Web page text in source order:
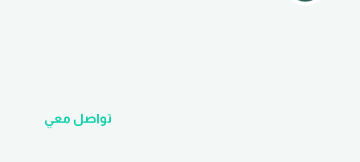
تواصل معي